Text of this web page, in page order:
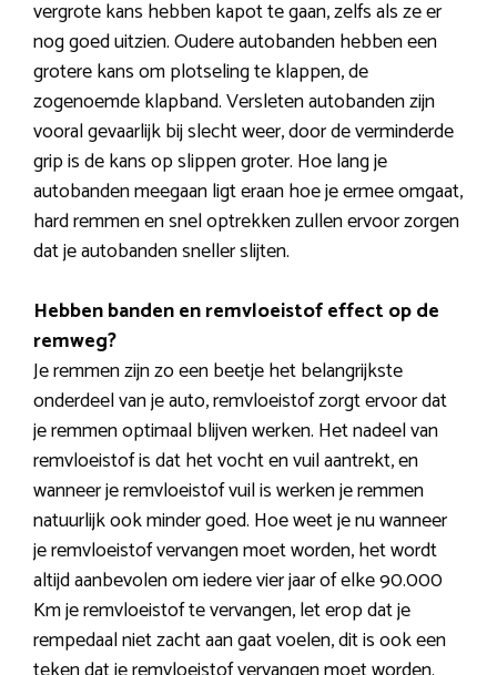
vergrote kans hebben kapot te gaan, zelfs als ze er
nog goed uitzien. Oudere autobanden hebben een
grotere kans om plotseling te klappen, de
zogenoemde klapband. Versleten autobanden zijn
vooral gevaarlijk bij slecht weer, door de verminderde
grip is de kans op slippen groter. Hoe lang je
autobanden meegaan ligt eraan hoe je ermee omgaat,
hard remmen en snel optrekken zullen ervoor zorgen
dat je autobanden sneller slijten.
Hebben banden en remvloeistof effect op de
remweg?
Je remmen zijn zo een beetje het belangrijkste
onderdeel van je auto, remvloeistof zorgt ervoor dat
je remmen optimaal blijven werken. Het nadeel van
remvloeistof is dat het vocht en vuil aantrekt, en
wanneer je remvloeistof vuil is werken je remmen
natuurlijk ook minder goed. Hoe weet je nu wanneer
je remvloeistof vervangen moet worden, het wordt
altijd aanbevolen om iedere vier jaar of elke 90.000
Km je remvloeistof te vervangen, let erop dat je
rempedaal niet zacht aan gaat voelen, dit is ook een